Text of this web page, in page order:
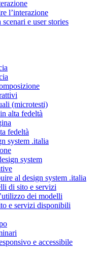
l’interazione
e user stories
(microtesti)
alta fedeltà
fedeltà
system .italia
system
al design system .italia
di sito e servizi
dei modelli
e servizi disponibili
e accessibile